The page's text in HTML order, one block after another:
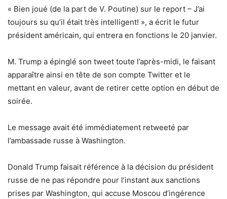
« Bien joué (de la part de V. Poutine) sur le report – J’ai
toujours su qu’il était très intelligent! », a écrit le futur
président américain, qui entrera en fonctions le 20 janvier.
M. Trump a épinglé son tweet toute l’après-midi, le faisant
apparaître ainsi en tête de son compte Twitter et le
mettant en valeur, avant de retirer cette option en début de
soirée.
Le message avait été immédiatement retweeté par
l’ambassade russe à Washington.
Donald Trump faisait référence à la décision du président
russe de ne pas répondre pour l’instant aux sanctions
prises par Washington, qui accuse Moscou d’ingérence